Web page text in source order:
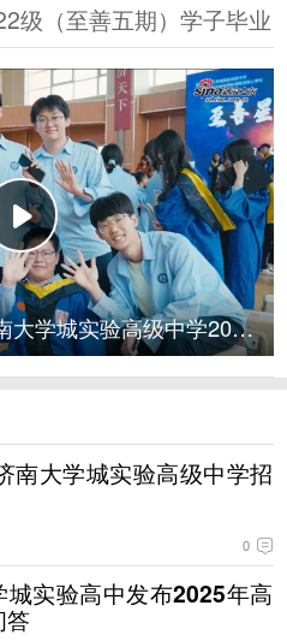
级（至善五期）学子毕业
大学城实验高级中学2022
南大学城实验高级中学招
0
城实验高中发布2025年高
答